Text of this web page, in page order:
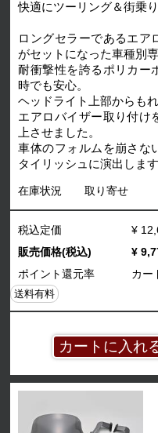
快適にツーリング＆街乗
ロングセラーであるエア
がセットになった車種別専
耐衝撃性を誇るポリカー
時でも安心。
ヘッドライト上部からも
エアロバイザー取り付け
上させました。
車体のフォルムを崩さな
タイリッシュに演出します
在庫状況 取り寄せ
税込定価
¥
販売価格(税込)
¥
ポイント還元率
カー
送料有料